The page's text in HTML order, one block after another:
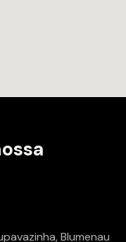
Blumenau